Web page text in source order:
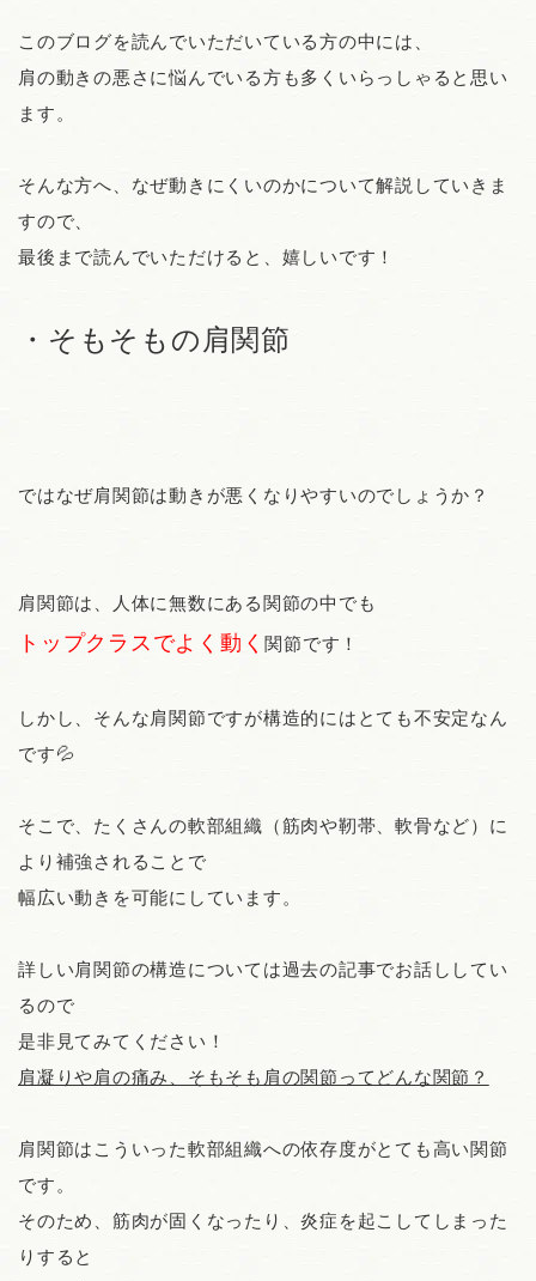
このブログを読んでいただいている方の中には、
肩の動きの悪さに悩んでいる方も多くいらっしゃると思い
ます。
そんな方へ、なぜ動きにくいのかについて解説していきま
すので、
最後まで読んでいただけると、嬉しいです！
・そもそもの肩関節
ではなぜ肩関節は動きが悪くなりやすいのでしょうか？
肩関節は、人体に無数にある関節の中でも
トップクラスでよく動く関節です！
しかし、そんな肩関節ですが構造的にはとても不安定なん
です💦
そこで、たくさんの軟部組織（筋肉や靭帯、軟骨など）に
より補強されることで
幅広い動きを可能にしています。
詳しい肩関節の構造については過去の記事でお話ししてい
るので
是非見てみてください！
肩凝りや肩の痛み、そもそも肩の関節ってどんな関節？
肩関節はこういった軟部組織への依存度がとても高い関節
です。
そのため、筋肉が固くなったり、炎症を起こしてしまった
りすると